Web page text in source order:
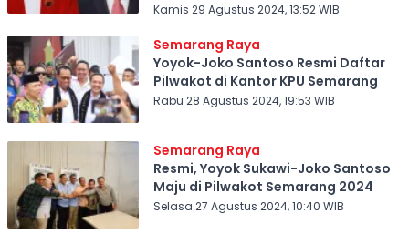
Kamis 29 Agustus 2024, 13:52 WIB
Semarang Raya
Yoyok-Joko Santoso Resmi Daftar
Pilwakot di Kantor KPU Semarang
Rabu 28 Agustus 2024, 19:53 WIB
Semarang Raya
Resmi, Yoyok Sukawi-Joko Santoso
Maju di Pilwakot Semarang 2024
Selasa 27 Agustus 2024, 10:40 WIB